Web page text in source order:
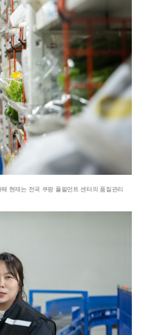
현재는 전국 쿠팡 풀필먼트 센터의 품질관리